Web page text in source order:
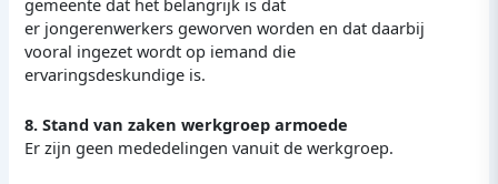
gemeente dat het belangrijk is dat
er jongerenwerkers geworven worden en dat daarbij
vooral ingezet wordt op iemand die
ervaringsdeskundige is.
8. Stand van zaken werkgroep armoede
Er zijn geen mededelingen vanuit de werkgroep.